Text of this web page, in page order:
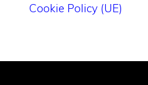
Cookie Policy (UE)